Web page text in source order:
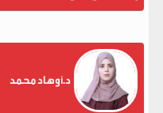
د.أوهاد محمد